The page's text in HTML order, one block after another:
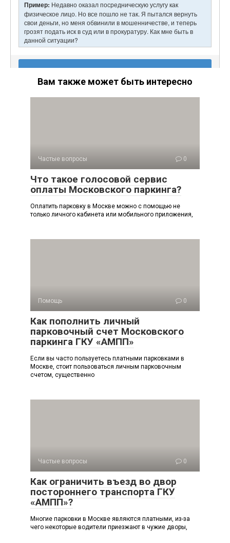
Вам также может быть интересно
Частые вопросы 0
Что такое голосовой сервис
оплаты Московского паркинга?
Оплатить парковку в Москве можно с помощью не
только личного кабинета или мобильного приложения,
Помощь 0
Как пополнить личный
парковочный счет Московского
паркинга ГКУ «АМПП»
Если вы часто пользуетесь платными парковками в
Москве, стоит пользоваться личным парковочным
счетом, существенно
Частые вопросы 0
Как ограничить въезд во двор
постороннего транспорта ГКУ
«АМПП»?
Многие парковки в Москве являются платными, из-за
чего некоторые водители приезжают в чужие дворы,